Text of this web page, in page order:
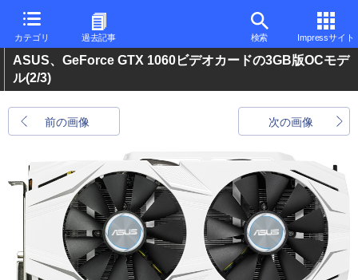
カテゴリ 過去記事 検索 Impressサイト
ASUS、GeForce GTX 1060ビデオカードの3GB版OCモデ
ル(2/3)
前の画像 次の画像